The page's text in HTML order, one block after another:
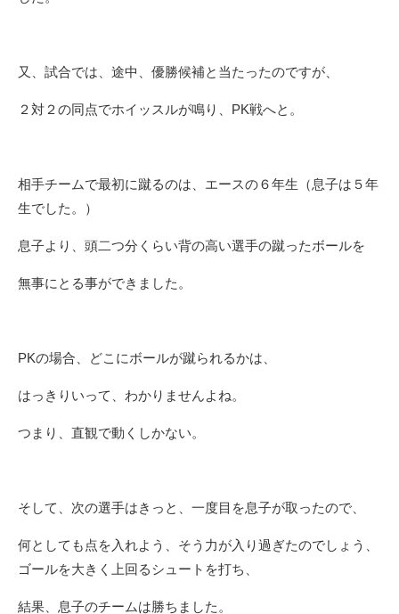
又、試合では、途中、優勝候補と当たったのですが、
２対２の同点でホイッスルが鳴り、PK戦へと。
相手チームで最初に蹴るのは、エースの６年生（息子は５年
生でした。）
息子より、頭二つ分くらい背の高い選手の蹴ったボールを
無事にとる事ができました。
PKの場合、どこにボールが蹴られるかは、
はっきりいって、わかりませんよね。
つまり、直観で動くしかない。
そして、次の選手はきっと、一度目を息子が取ったので、
何としても点を入れよう、そう力が入り過ぎたのでしょう、
ゴールを大きく上回るシュートを打ち、
結果、息子のチームは勝ちました。